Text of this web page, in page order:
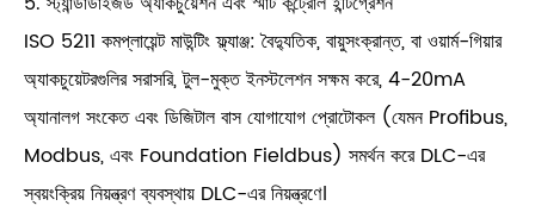
ISO 5211 কমপ্লায়েন্ট মাউন্টিং ফ্ল্যাঞ্জ: বৈদ্যুতিক, বায়ুসংক্রান্ত, বা ওয়ার্ম-গিয়ার
অ্যাকচুয়েটরগুলির সরাসরি, টুল-মুক্ত ইনস্টলেশন সক্ষম করে, 4-20mA
অ্যানালগ সংকেত এবং ডিজিটাল বাস যোগাযোগ প্রোটোকল (যেমন Profibus,
Modbus, এবং Foundation Fieldbus) সমর্থন করে DLC-এর
স্বয়ংক্রিয় নিয়ন্ত্রণ ব্যবস্থায় DLC-এর নিয়ন্ত্রণে।